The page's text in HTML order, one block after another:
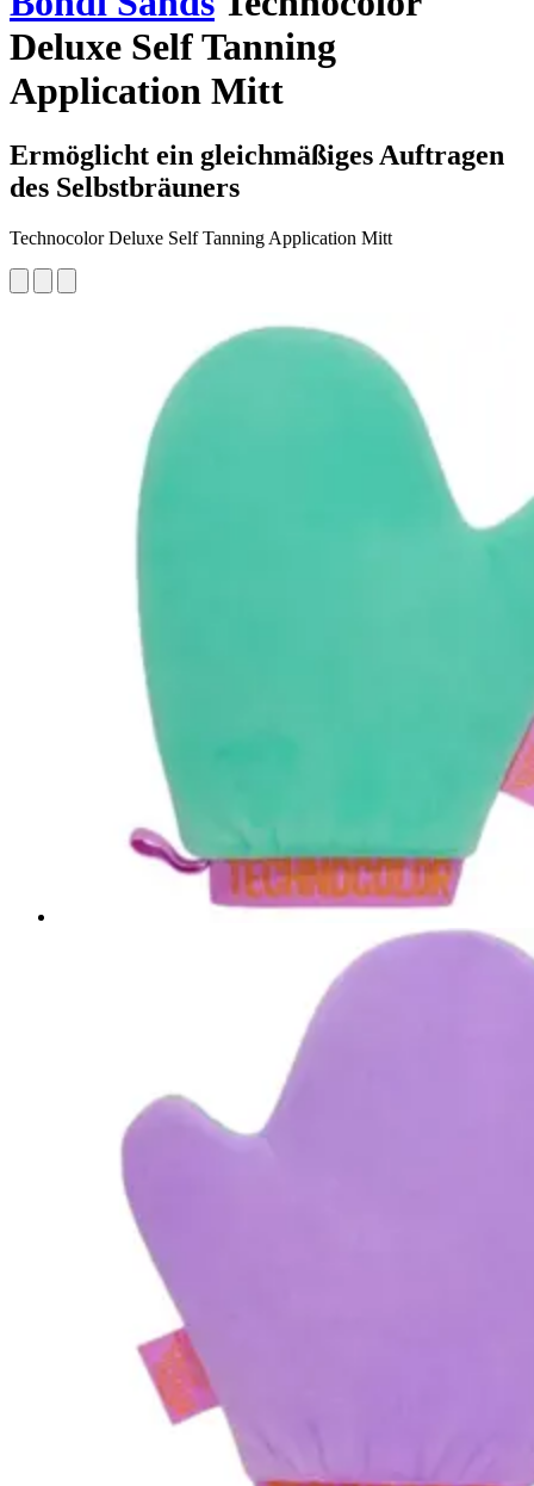
Deluxe Self Tanning
Application Mitt
Ermöglicht ein gleichmäßiges Auftragen
des Selbstbräuners
Technocolor Deluxe Self Tanning Application Mitt